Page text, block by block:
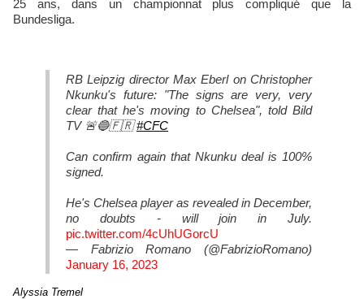
25 ans, dans un championnat plus compliqué que la
Bundesliga.
RB Leipzig director Max Eberl on Christopher
Nkunku's future: "The signs are very, very
clear that he's moving to Chelsea", told Bild
TV 🚨🔵🇫🇷#CFC
Can confirm again that Nkunku deal is 100%
signed.
He's Chelsea player as revealed in December,
no doubts - will join in July.
pic.twitter.com/4cUhUGorcU
— Fabrizio Romano (@FabrizioRomano)
January 16, 2023
Alyssia Tremel